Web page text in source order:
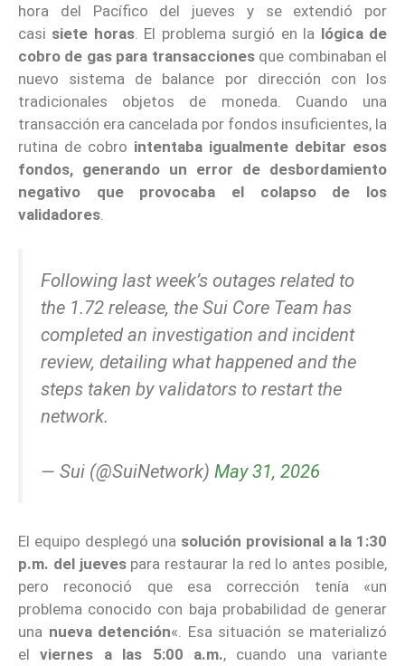
hora del Pacífico del jueves y se extendió por
casi siete horas. El problema surgió en la lógica de
cobro de gas para transaccionesque combinaban el
nuevo sistema de balance por dirección con los
tradicionales objetos de moneda. Cuando una
transacción era cancelada por fondos insuficientes, la
rutina de cobro intentaba igualmente debitar esos
fondos, generando un error de desbordamiento
negativo que provocaba el colapso de los
validadores
Following last week’s outages related to
the 1.72 release, the Sui Core Team has
completed an investigation and incident
review, detailing what happened and the
steps taken by validators to restart the
network.
— Sui (@SuiNetwork) May 31, 2026
El equipo desplegó una solución provisional a la 1:30
p.m. del juevespara restaurar la red lo antes posible,
pero reconoció que esa corrección tenía «un
problema conocido con baja probabilidad de generar
una nueva detención«. Esa situación se materializó
elviernes a las 5:00 a.m., cuando una variante